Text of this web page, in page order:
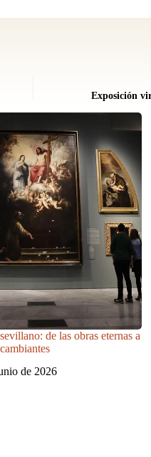
Exposición
de las obras eternas a
de 2026